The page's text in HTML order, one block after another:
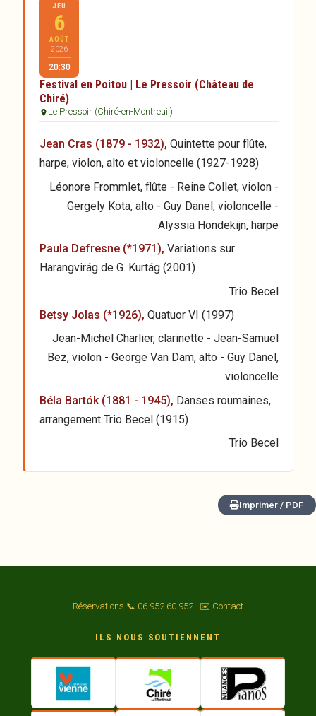
JEU
6
AOÛT
2026
20:30
Festival en Poitou | Le Pressoir (Château de
Chiré)
Le Pressoir (Chiré-en-Montreuil)
Jean Cras (1879 - 1932), Quintette pour flûte,
harpe, violon, alto et violoncelle (1927-1928)
Léonore Frommlet, flûte - Reine Collet, violon -
Gergely Kota, alto - Guy Danel, violoncelle -
Alyssia Hondekijn, harpe
Paula Defresne (*1971), Variations sur
Harangvirág de G. Kurtág (2001)
Trio Becel
Betsy Jolas (*1926), Quatuor VI (1997)
Jean-Michel Charlier, clarinette - Jean-Samuel
Bez, violon - George Van Dam, alto - Guy Danel,
violoncelle
Béla Bartók (1881 - 1945), Danses roumaines,
arrangement Trio Becel (1915)
Trio Becel
Imprimer / PDF
Réservations 📞 06 952 60 952· ✉️ Contact